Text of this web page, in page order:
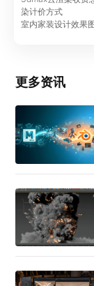
染计价方式
室内家装设计效果
更多资讯